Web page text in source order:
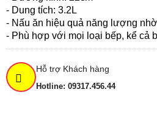
- Dung tích: 3.2L
- Nấu ăn hiệu quả năng lượng
- Phù hợp với mọi loại bếp, kể cả
Hỗ trợ Khách hàng
Hotline: 09317.456.44